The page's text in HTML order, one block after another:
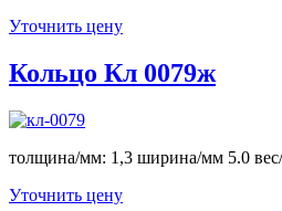
Уточнить цену
Кольцо Кл 0079ж
толщина/мм: 1,3 ширина/мм 5.0
Уточнить цену